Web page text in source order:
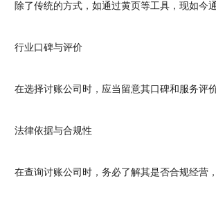
除了传统的方式，如通过黄页等工具，现如今通
行业口碑与评价
在选择讨账公司时，应当留意其口碑和服务评价
法律依据与合规性
在查询讨账公司时，务必了解其是否合规经营，